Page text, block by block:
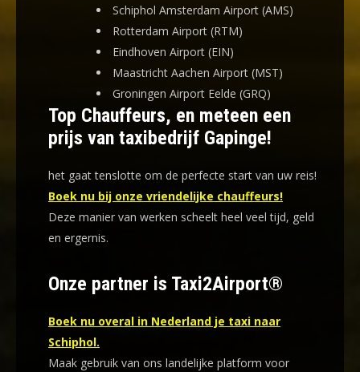
Schiphol Amsterdam Airport (AMS)
Rotterdam Airport (RTM)
Eindhoven Airport (EIN)
Maastricht Aachen Airport (MST)
Groningen Airport Eelde (GRQ)
Top Chauffeurs, en meteen een
prijs van taxibedrijf Gapinge!
het gaat tenslotte om de perfecte start van uw reis!
Boek nu bij onze vriendelijke chauffeurs!
Deze manier van werken scheelt heel veel tijd, geld
en ergernis.
Onze partner is Taxi2Airport®
Boek nu overal in Nederland je taxi naar
Schiphol.
Maak gebruik van ons landelijke platform voor